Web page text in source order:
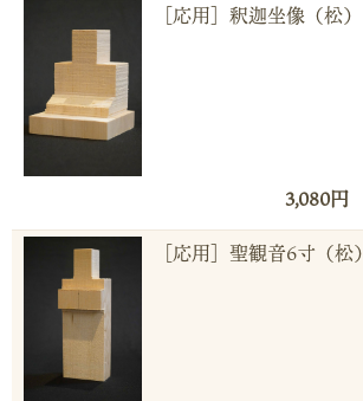
［応用］釈迦坐像（松）
3,080円
［応用］聖観音6寸（松）